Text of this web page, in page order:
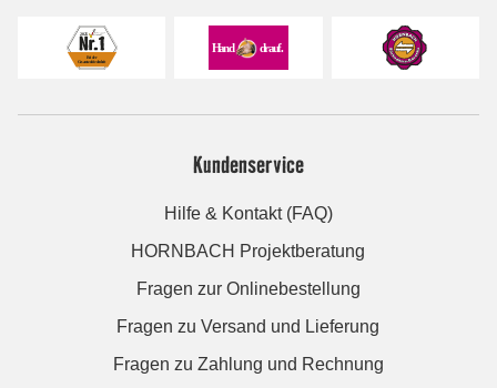
Kundenservice
Hilfe & Kontakt (FAQ)
HORNBACH Projektberatung
Fragen zur Onlinebestellung
Fragen zu Versand und Lieferung
Fragen zu Zahlung und Rechnung